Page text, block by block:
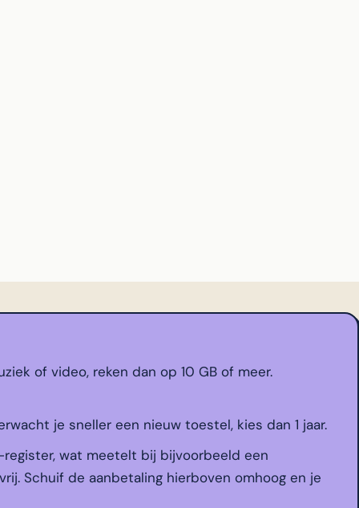
of video, reken dan op 10 GB of meer.
je sneller een nieuw toestel, kies dan 1 jaar.
wat meetelt bij bijvoorbeeld een
Schuif de aanbetaling hierboven omhoog en je